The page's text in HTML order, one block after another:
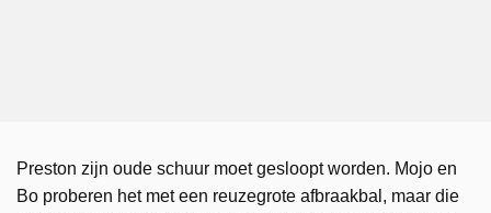
Preston zijn oude schuur moet gesloopt worden. Mojo en
Bo proberen het met een reuzegrote afbraakbal, maar die